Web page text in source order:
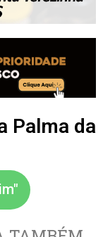
Palma da